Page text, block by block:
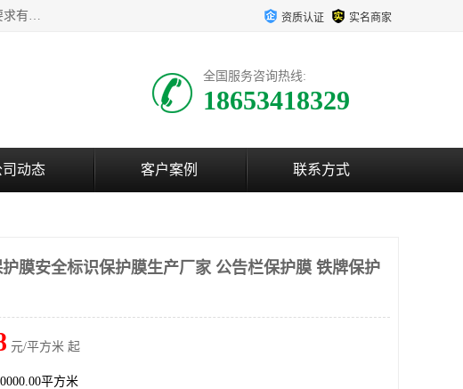
该类保护膜有复合，透明、奶白、蓝色、黑白等膜型。特高粘，高粘，中高粘，中粘，中低粘，低粘等。对于不同的粘力要求有相应的产品相适配。无胶渍残留污染。在较宽的收卷幅度下平整无皱纹，收卷长度大，利于机械化及自动化施工粘贴。为您的产品提供的表面保护解决方案。 产品广泛适用于：铝材、不锈钢、金属、塑料、电子、家电、家具、玻璃、化工材料、装饰材料等。 资质认证 实名商家
全国服务咨询热线:
18653418329
司动态 客户案例 联系方式
膜安全标识保护膜生产厂家 公告栏保护膜 铁牌保护
元/平方米 起
平方米